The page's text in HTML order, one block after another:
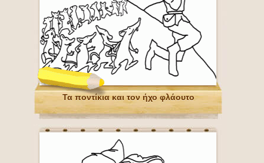
Τα ποντίκια και τον ήχο φλάουτο